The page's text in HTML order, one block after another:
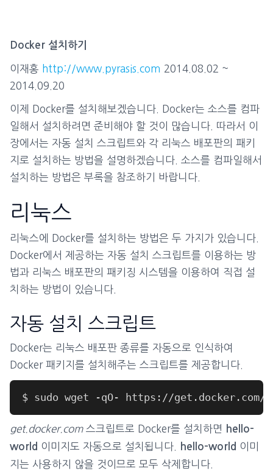
Docker 설치하기
이재홍 http://www.pyrasis.com 2014.08.02 ~
2014.09.20
이제 Docker를 설치해보겠습니다. Docker는 소스를 컴파
일해서 설치하려면 준비해야 할 것이 많습니다. 따라서 이
장에서는 자동 설치 스크립트와 각 리눅스 배포판의 패키
지로 설치하는 방법을 설명하겠습니다. 소스를 컴파일해서
설치하는 방법은 부록을 참조하기 바랍니다.
리눅스
리눅스에 Docker를 설치하는 방법은 두 가지가 있습니다.
Docker에서 제공하는 자동 설치 스크립트를 이용하는 방
법과 리눅스 배포판의 패키징 시스템을 이용하여 직접 설
치하는 방법이 있습니다.
자동 설치 스크립트
Docker는 리눅스 배포판 종류를 자동으로 인식하여
Docker 패키지를 설치해주는 스크립트를 제공합니다.
get.docker.com스크립트로 Docker를 설치하면
hello-
world 이미지도 자동으로 설치됩니다. hello-world 이미
지는 사용하지 않을 것이므로 모두 삭제합니다.